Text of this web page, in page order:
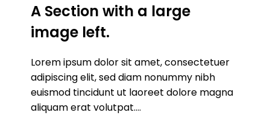
A Section with a large
image left.
Lorem ipsum dolor sit amet, consectetuer
adipiscing elit, sed diam nonummy nibh
euismod tincidunt ut laoreet dolore magna
aliquam erat volutpat….